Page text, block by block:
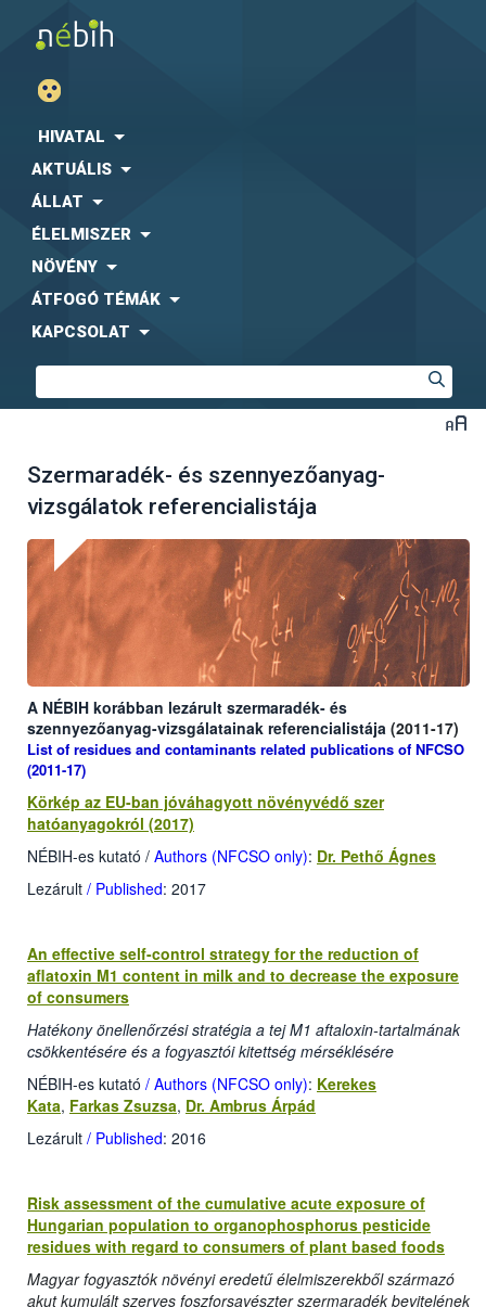
HIVATAL
AKTUÁLIS
ÁLLAT
ÉLELMISZER
NÖVÉNY
ÁTFOGÓ TÉMÁK
KAPCSOLAT
Szermaradék- és szennyezőanyag-
vizsgálatok referencialistája
A NÉBIH korábban lezárult szermaradék- és
szennyezőanyag-vizsgálatainak referencialistája (2011-17)
List of residues and contaminants related publications of NFCSO
(2011-17)
Körkép az EU-ban jóváhagyott növényvédő szer
hatóanyagokról (2017)
NÉBIH-es kutató / Authors (NFCSO only): Dr. Pethő Ágnes
Lezárult / Published: 2017
An effective self-control strategy for the reduction of
aflatoxin M1 content in milk and to decrease the exposure
of consumers
Hatékony önellenőrzési stratégia a tej M1 aftaloxin-tartalmának
csökkentésére és a fogyasztói kitettség mérséklésére
NÉBIH-es kutató / Authors (NFCSO only): Kerekes
Kata, Farkas Zsuzsa, Dr. Ambrus Árpád
Lezárult / Published: 2016
Risk assessment of the cumulative acute exposure of
Hungarian population to organophosphorus pesticide
residues with regard to consumers of plant based foods
Magyar fogyasztók növényi eredetű élelmiszerekből származó
akut kumulált szerves foszforsavészter szermaradék bevitelének